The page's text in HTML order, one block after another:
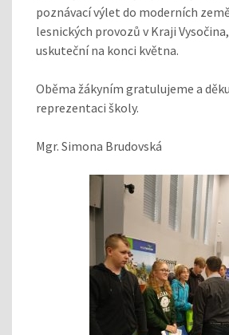
poznávací výlet do moderních
lesnických provozů v Kraji
uskuteční na konci května.
Oběma žákyním gratulujeme a
reprezentaci školy.
Mgr. Simona Brudovská